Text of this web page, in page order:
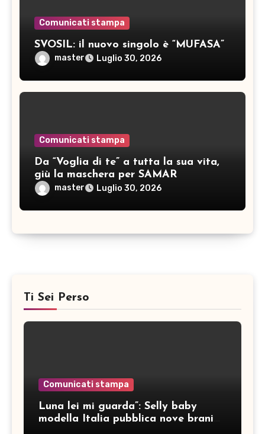
Comunicati stampa
SVOSIL: il nuovo singolo è “MUFASA”
master Luglio 30, 2026
Comunicati stampa
Da “Voglia di te” a tutta la sua vita,
giù la maschera per SAMAR
master Luglio 30, 2026
Ti Sei Perso
Comunicati stampa
Luna lei mi guarda”: Selly baby
modella Italia pubblica nove brani